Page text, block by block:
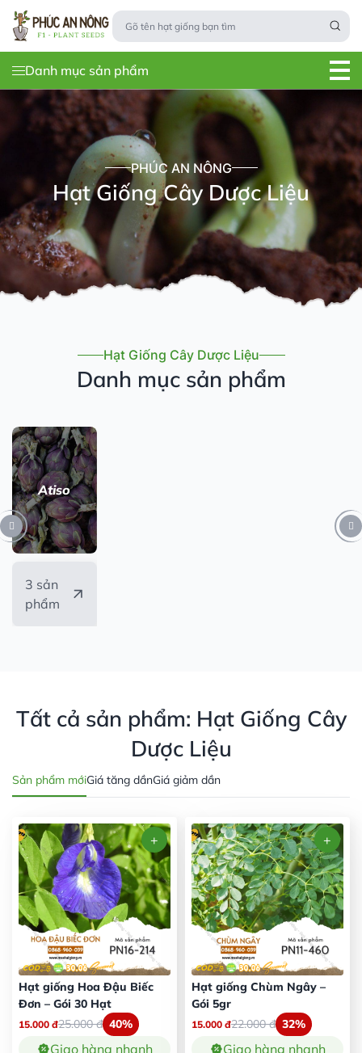
Danh mục sản phẩm
PHÚC AN NÔNG
Hạt Giống Cây Dược Liệu
Hạt Giống Cây Dược Liệu
Danh mục sản phẩm
Atiso
3 sản
phẩm
Tất cả sản phẩm: Hạt Giống Cây
Dược Liệu
Sản phẩm mớiGiá tăng dầnGiá giảm dần
Hạt giống Hoa Đậu Biếc
Đơn – Gói 30 Hạt
15.000 đ25.000đ 40%
Giao hàng nhanh
Hạt giống Chùm Ngây –
Gói 5gr
15.000 đ22.000đ 32%
Giao hàng nhanh